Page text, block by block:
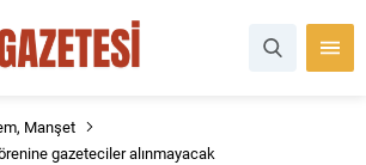
, Manşet
gazeteciler alınmayacak